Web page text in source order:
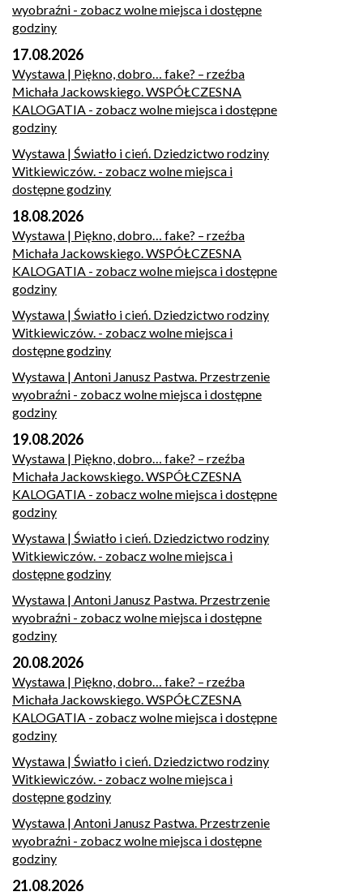
wyobraźni - zobacz wolne miejsca i dostępne
godziny
17.08.2026
Wystawa | Piękno, dobro… fake? – rzeźba
Michała Jackowskiego. WSPÓŁCZESNA
KALOGATIA - zobacz wolne miejsca i dostępne
godziny
Wystawa | Światło i cień. Dziedzictwo rodziny
Witkiewiczów. - zobacz wolne miejsca i
dostępne godziny
18.08.2026
Wystawa | Piękno, dobro… fake? – rzeźba
Michała Jackowskiego. WSPÓŁCZESNA
KALOGATIA - zobacz wolne miejsca i dostępne
godziny
Wystawa | Światło i cień. Dziedzictwo rodziny
Witkiewiczów. - zobacz wolne miejsca i
dostępne godziny
Wystawa | Antoni Janusz Pastwa. Przestrzenie
wyobraźni - zobacz wolne miejsca i dostępne
godziny
19.08.2026
Wystawa | Piękno, dobro… fake? – rzeźba
Michała Jackowskiego. WSPÓŁCZESNA
KALOGATIA - zobacz wolne miejsca i dostępne
godziny
Wystawa | Światło i cień. Dziedzictwo rodziny
Witkiewiczów. - zobacz wolne miejsca i
dostępne godziny
Wystawa | Antoni Janusz Pastwa. Przestrzenie
wyobraźni - zobacz wolne miejsca i dostępne
godziny
20.08.2026
Wystawa | Piękno, dobro… fake? – rzeźba
Michała Jackowskiego. WSPÓŁCZESNA
KALOGATIA - zobacz wolne miejsca i dostępne
godziny
Wystawa | Światło i cień. Dziedzictwo rodziny
Witkiewiczów. - zobacz wolne miejsca i
dostępne godziny
Wystawa | Antoni Janusz Pastwa. Przestrzenie
wyobraźni - zobacz wolne miejsca i dostępne
godziny
21.08.2026